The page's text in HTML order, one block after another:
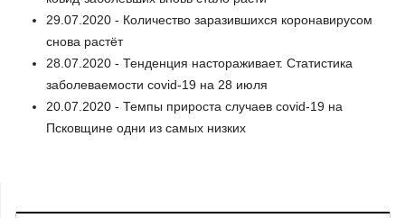
29.07.2020 - Количество заразившихся коронавирусом
снова растёт
28.07.2020 - Тенденция настораживает. Статистика
заболеваемости covid-19 на 28 июля
20.07.2020 - Темпы прироста случаев covid-19 на
Псковщине одни из самых низких